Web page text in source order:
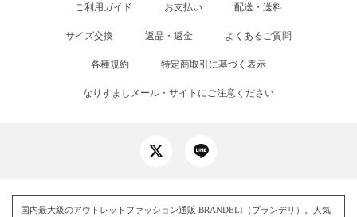
ご利用ガイド お支払い 配送・送料
サイズ交換 返品・返金 よくあるご質問
各種規約 特定商取引に基づく表示
なりすましメール・サイトにご注意ください
国内最大級のアウトレットファッション通販 BRANDELI（ブランデリ）。人気